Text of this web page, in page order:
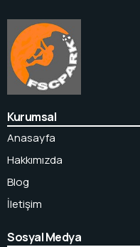
Kurumsal
Anasayfa
Hakkımızda
Blog
İletişim
Sosyal Medya